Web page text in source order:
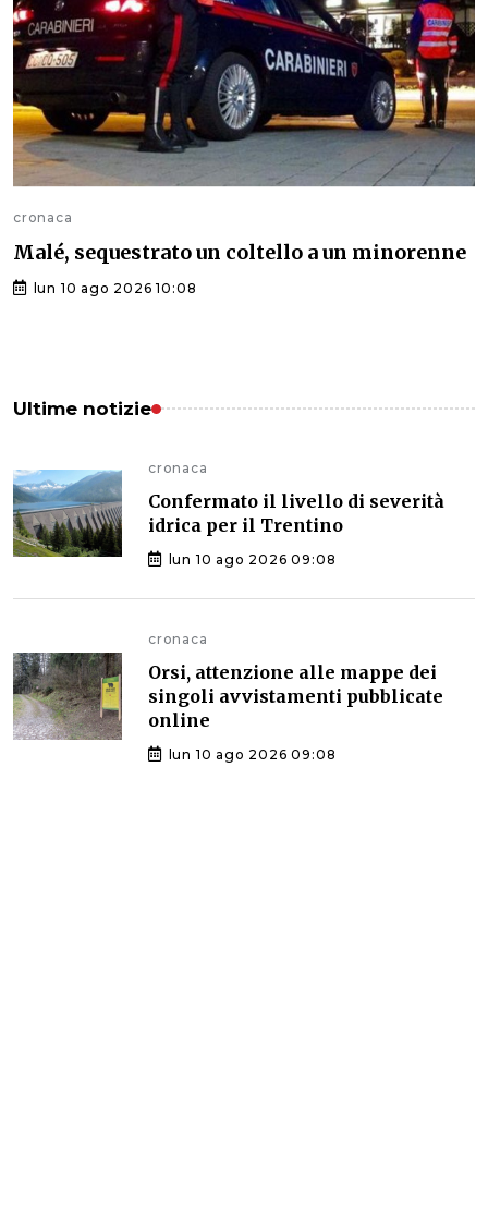
cronaca
Malé, sequestrato un coltello a un minorenne
lun 10 ago 2026 10:08
Ultime notizie
cronaca
Confermato il livello di severità
idrica per il Trentino
lun 10 ago 2026 09:08
cronaca
Orsi, attenzione alle mappe dei
singoli avvistamenti pubblicate
online
lun 10 ago 2026 09:08